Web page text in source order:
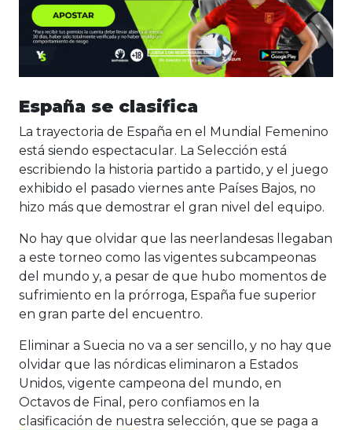
España se clasifica
La trayectoria de España en el Mundial Femenino
está siendo espectacular. La Selección está
escribiendo la historia partido a partido, y el juego
exhibido el pasado viernes ante Países Bajos, no
hizo más que demostrar el gran nivel del equipo.
No hay que olvidar que las neerlandesas llegaban
a este torneo como las vigentes subcampeonas
del mundo y, a pesar de que hubo momentos de
sufrimiento en la prórroga, España fue superior
en gran parte del encuentro.
Eliminar a Suecia no va a ser sencillo, y no hay que
olvidar que las nórdicas eliminaron a Estados
Unidos, vigente campeona del mundo, en
Octavos de Final, pero confiamos en la
clasificación de nuestra selección, que se paga a